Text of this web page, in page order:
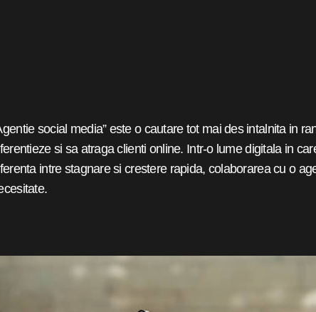
social media” este o cautare tot mai des intalnita in
si sa atraga clienti online. Intr-o lume digitala in
intre stagnare si crestere rapida, colaborarea cu o